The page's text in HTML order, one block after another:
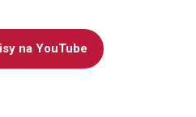
na YouTube